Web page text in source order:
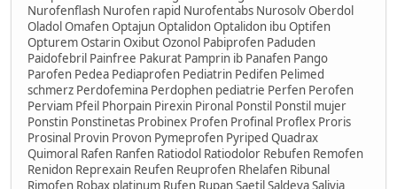
Nurofenflash Nurofen rapid Nurofentabs Nurosolv Oberdol
Oladol Omafen Optajun Optalidon Optalidon ibu Optifen
Opturem Ostarin Oxibut Ozonol Pabiprofen Paduden
Paidofebril Painfree Pakurat Pamprin ib Panafen Pango
Parofen Pedea Pediaprofen Pediatrin Pedifen Pelimed
schmerz Perdofemina Perdophen pediatrie Perfen Perofen
Perviam Pfeil Phorpain Pirexin Pironal Ponstil Ponstil mujer
Ponstin Ponstinetas Probinex Profen Profinal Proflex Proris
Prosinal Provin Provon Pymeprofen Pyriped Quadrax
Quimoral Rafen Ranfen Ratiodol Ratiodolor Rebufen Remofen
Renidon Reprexain Reufen Reuprofen Rhelafen Ribunal
Rimofen Robax platinum Rufen Rupan Saetil Saldeva Salivia